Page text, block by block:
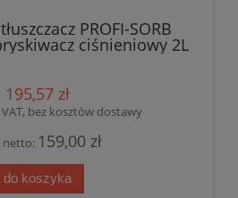
PROFI-SORB
ciśnieniowy 2L
195,57 zł
bez kosztów dostawy
netto: 159,00 zł
do koszyka